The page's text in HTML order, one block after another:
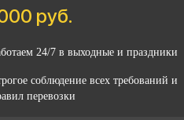
руб.
24/7 в выходные и праздники
соблюдение всех требований и
перевозки